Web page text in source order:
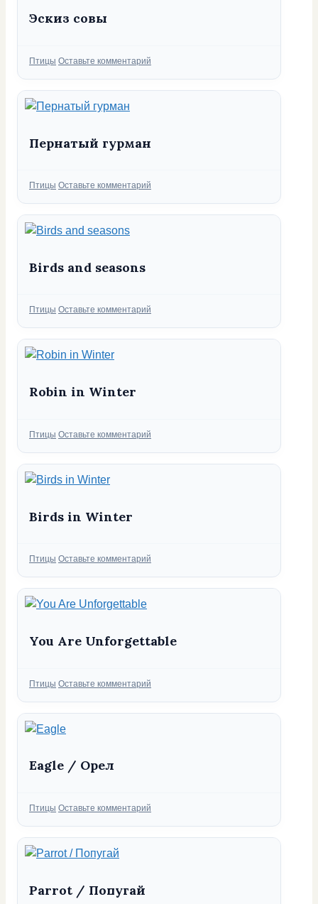
Эскиз совы
Рубрики
Птицы Оставьте комментарий
Пернатый гурман
Рубрики
Птицы Оставьте комментарий
Birds and seasons
Рубрики
Птицы Оставьте комментарий
Robin in Winter
Рубрики
Птицы Оставьте комментарий
Birds in Winter
Рубрики
Птицы Оставьте комментарий
You Are Unforgettable
Рубрики
Птицы Оставьте комментарий
Eagle / Орел
Рубрики
Птицы Оставьте комментарий
Parrot / Попугай